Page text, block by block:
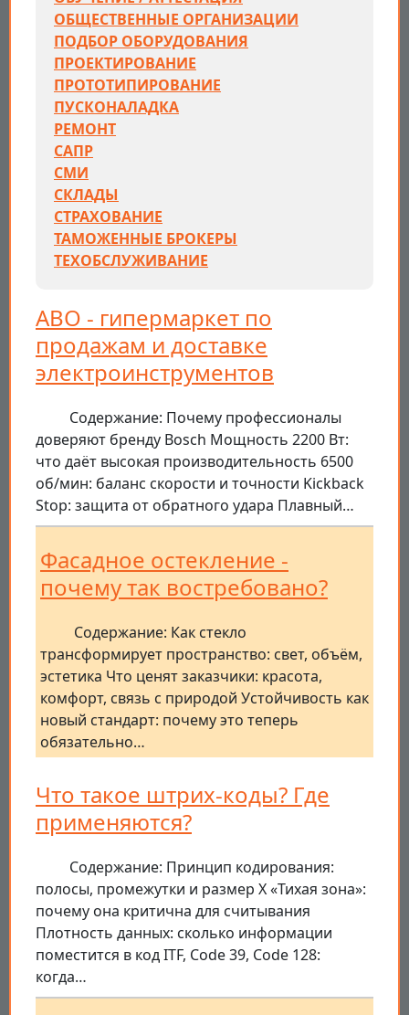
ОБЩЕСТВЕННЫЕ ОРГАНИЗАЦИИ
ПОДБОР ОБОРУДОВАНИЯ
ПРОЕКТИРОВАНИЕ
ПРОТОТИПИРОВАНИЕ
ПУСКОНАЛАДКА
РЕМОНТ
САПР
СМИ
СКЛАДЫ
СТРАХОВАНИЕ
ТАМОЖЕННЫЕ БРОКЕРЫ
ТЕХОБСЛУЖИВАНИЕ
АВО - гипермаркет по
продажам и доставке
электроинструментов
Содержание: Почему профессионалы
доверяют бренду Bosch Мощность 2200 Вт:
что даёт высокая производительность 6500
об/мин: баланс скорости и точности Kickback
Stop: защита от обратного удара Плавный…
Фасадное остекление -
почему так востребовано?
Содержание: Как стекло
трансформирует пространство: свет, объём,
эстетика Что ценят заказчики: красота,
комфорт, связь с природой Устойчивость как
новый стандарт: почему это теперь
обязательно…
Что такое штрих-коды? Где
применяются?
Содержание: Принцип кодирования:
полосы, промежутки и размер X «Тихая зона»:
почему она критична для считывания
Плотность данных: сколько информации
поместится в код ITF, Code 39, Code 128:
когда…